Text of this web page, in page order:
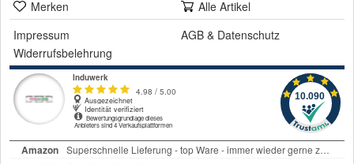
Merken
Alle Artikel
Impressum
AGB & Datenschutz
Widerrufsbelehrung